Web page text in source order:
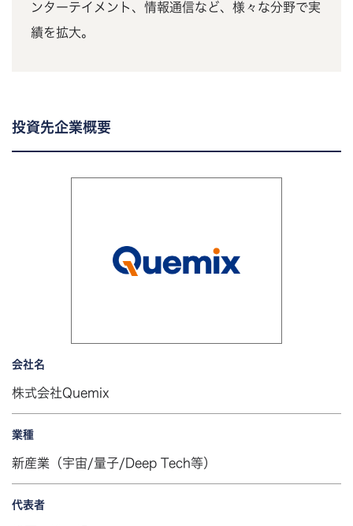
ンターテイメント、情報通信など、様々な分野で実
績を拡大。
投資先企業概要
会社名
株式会社Quemix
業種
新産業（宇宙/量子/Deep Tech等）
代表者